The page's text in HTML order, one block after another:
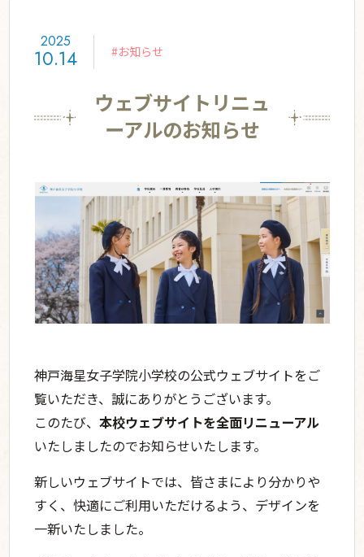
学ぶ姿勢を築く
授業の特色 宿泊体験学習
星の子の一日
年間行事
入学案内
学校説明会・公開行事
スクールライフ
資料請求
交通アクセス 利用規約・免責事項
English 採用情報
ウェブサイトリニュ
ーアルのお知らせ
2025
10.14 #お知らせ
神戸海星女子学院小学校の公式ウェブサイトをご
覧いただき、誠にありがとうございます。
このたび、本校ウェブサイトを全面リニューアル
いたしましたのでお知らせいたします。
新しいウェブサイトでは、皆さまにより分かりや
すく、快適にご利用いただけるよう、デザインを
一新いたしました。